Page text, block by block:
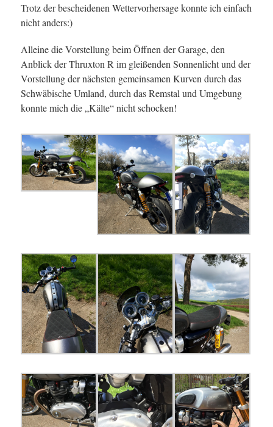
Trotz der bescheidenen Wettervorhersage konnte ich einfach
nicht anders:)
Alleine die Vorstellung beim Öffnen der Garage, den
Anblick der Thruxton R im gleißenden Sonnenlicht und der
Vorstellung der nächsten gemeinsamen Kurven durch das
Schwäbische Umland, durch das Remstal und Umgebung
konnte mich die „Kälte“ nicht schocken!